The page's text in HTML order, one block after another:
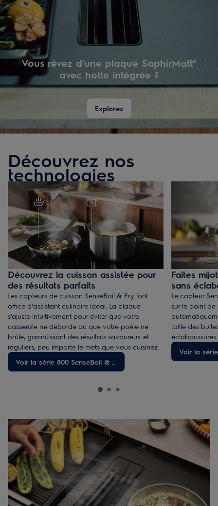
Vous rêvez d’une plaque SaphirMatt®
avec hotte intégrée ?
Explorez
Découvrez nos
technologies
Découvrez la cuisson assistée pour
des résultats parfaits
Les capteurs de cuisson SenseBoil & Fry font
office d'assistant culinaire idéal. La plaque
s’ajuste intuitivement pour éviter que votre
casserole ne déborde ou que votre poêle ne
brûle, garantissant des résultats savoureux et
réguliers, peu importe le mets que vous cuisinez.
Faites
sans
Le capteur
sur le point de
taille des
Voir la